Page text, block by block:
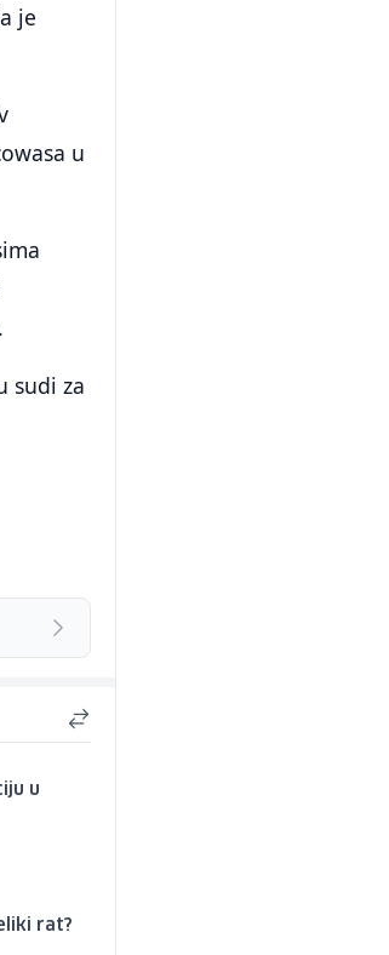
je
u
sudi za
u
rat?